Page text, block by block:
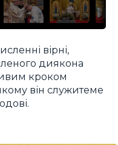
вірні,
диякона
кроком
він служитеме